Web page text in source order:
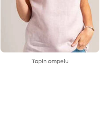
Topin ompelu